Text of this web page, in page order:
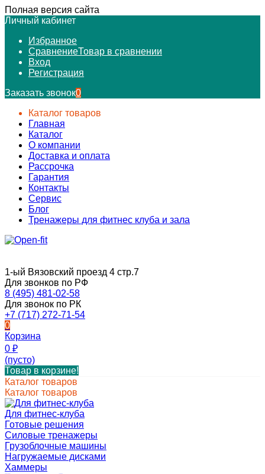
Полная версия сайта
Личный кабинет
Избранное
СравнениеТовар в сравнении
Вход
Регистрация
Заказать звонок0
Каталог товаров
Главная
Каталог
О компании
Доставка и оплата
Рассрочка
Гарантия
Контакты
Сервис
Блог
Тренажеры для фитнес клуба и зала
1-ый Вязовский проезд 4 стр.7
Для звонков по РФ
8 (495) 481-02-58
Для звонок по РК
+7 (717) 272-71-54
0
Корзина
0 ₽
(пусто)
Товар в корзине!
Каталог товаров
Каталог товаров
Для фитнес-клуба
Готовые решения
Силовые тренажеры
Грузоблочные машины
Нагружаемые дисками
Хаммеры